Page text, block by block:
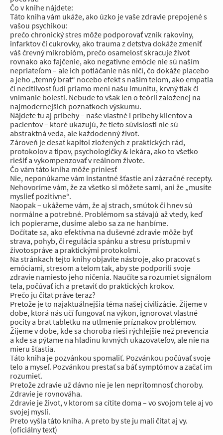
Čo v knihe nájdete:
Táto kniha vám ukáže, ako úzko je vaše zdravie prepojené s
vašou psychikou:
prečo chronický stres môže podporovať vznik rakoviny,
infarktov či cukrovky, ako trauma z detstva dokáže zmeniť
váš črevný mikrobióm, prečo osamelosť skracuje život
rovnako ako fajčenie, ako negatívne emócie nie sú naším
nepriateľom – ale ich potláčanie nás ničí, čo dokáže placebo
a jeho „temný brat“ nocebo efekt s naším telom, ako empatia
či necitlivosť ľudí priamo mení našu imunitu, krvný tlak či
vnímanie bolesti. Nebude to však len o teórii založenej na
najmodernejších poznatkoch výskumu.
Nájdete tu aj príbehy – naše vlastné i príbehy klientov a
pacientov – ktoré ukazujú, že tieto súvislosti nie sú
abstraktná veda, ale každodenný život.
Zároveň je desať kapitol zložených z praktických rád,
protokolov a tipov, psychologičky & lekára, ako to všetko
riešiť a vykompenzovať v reálnom živote.
Čo vám táto kniha môže priniesť
Nie, neponúkame vám instantné šťastie ani zázračné recepty.
Nehovoríme vám, že za všetko si môžete sami, ani že „musíte
myslieť pozitívne“.
Naopak – ukážeme vám, že aj strach, smútok či hnev sú
normálne a potrebné. Problémom sa stávajú až vtedy, keď
ich popierame, dusíme alebo sa za ne hanbíme.
Dočítate sa, ako efektívna na duševné zdravie môže byť
strava, pohyb, či regulácia spánku a stresu prístupmi v
životospráve a praktickými protokolmi.
Na stránkach tejto knihy objavíte nástroje, ako pracovať s
emóciami, stresom a telom tak, aby ste podporili svoje
zdravie namiesto jeho ničenia. Naučíte sa rozumieť signálom
tela, počúvať ich a pretaviť do praktických krokov.
Prečo ju čítať práve teraz?
Pretože je to najaktuálnejšia téma našej civilizácie. Žijeme v
dobe, ktorá nás učí fungovať na výkon, ignorovať vlastné
pocity a brať tabletku na utlmenie príznakov problémov.
Žijeme v dobe, kde sa choroba rieši rýchlejšie než prevencia
a kde sa pýtame na hladinu krvných ukazovateľov, ale nie na
mieru šťastia.
Táto kniha je pozvánkou spomaliť. Pozvánkou počúvať svoje
telo a myseľ. Pozvánkou prestať sa báť symptómov a začať im
rozumieť.
Pretože zdravie už dávno nie je len neprítomnosť choroby.
Zdravie je rovnováha.
Zdravie je život, v ktorom sa cítite doma – vo svojom tele aj vo
svojej mysli.
Preto vyšla táto kniha. A preto by ste ju mali čítať aj vy.
(oficiálny text)